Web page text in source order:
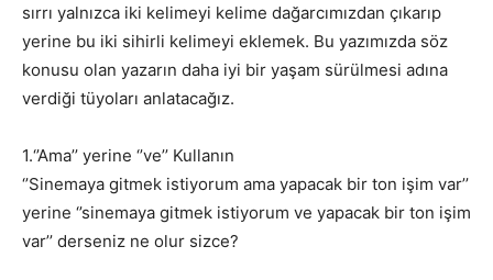
sırrı yalnızca iki kelimeyi kelime dağarcımızdan çıkarıp
yerine bu iki sihirli kelimeyi eklemek. Bu yazımızda söz
konusu olan yazarın daha iyi bir yaşam sürülmesi adına
verdiği tüyoları anlatacağız.
1.‘’Ama’’ yerine ‘’ve’’ Kullanın
‘’Sinemaya gitmek istiyorum ama yapacak bir ton işim var’’
yerine ‘’sinemaya gitmek istiyorum ve yapacak bir ton işim
var’’ derseniz ne olur sizce?